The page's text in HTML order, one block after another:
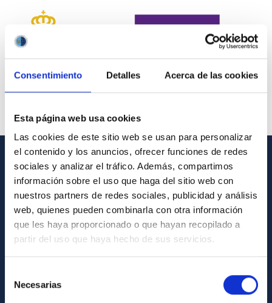
Consentimiento Detalles Acerca de las cookies
Esta página web usa cookies
Las cookies de este sitio web se usan para personalizar
el contenido y los anuncios, ofrecer funciones de redes
sociales y analizar el tráfico. Además, compartimos
información sobre el uso que haga del sitio web con
nuestros partners de redes sociales, publicidad y análisis
web, quienes pueden combinarla con otra información
que les haya proporcionado o que hayan recopilado a
partir del uso que haya hecho de sus servicios.
Necesarias
GENERAL INFORMATION
Contact
How to get to the IAC
List of personnel
Library
General register